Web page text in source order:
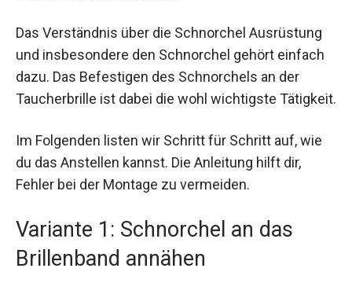
Das Verständnis über die Schnorchel Ausrüstung
und insbesondere den Schnorchel gehört einfach
dazu. Das Befestigen des Schnorchels an der
Taucherbrille ist dabei die wohl wichtigste Tätigkeit.
Im Folgenden listen wir Schritt für Schritt auf, wie
du das Anstellen kannst. Die Anleitung hilft dir,
Fehler bei der Montage zu vermeiden.
Variante 1: Schnorchel an das
Brillenband annähen